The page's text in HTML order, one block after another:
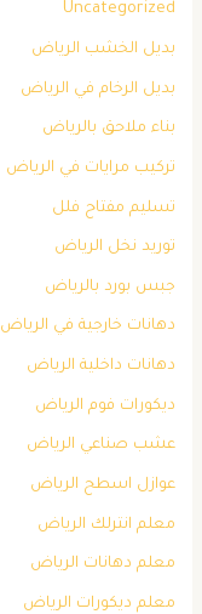
Uncategorized
بديل الخشب الرياض
بديل الرخام في الرياض
بناء ملاحق بالرياض
تركيب مرايات في الرياض
تسليم مفتاح فلل
توريد نخل الرياض
جبس بورد بالرياض
دهانات خارجية في الرياض
دهانات داخلية الرياض
ديكورات فوم الرياض
عشب صناعي الرياض
عوازل اسطح الرياض
معلم انترلك الرياض
معلم دهانات الرياض
معلم ديكورات الرياض